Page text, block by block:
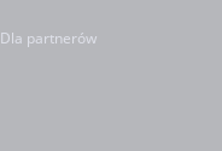
Dla partnerów